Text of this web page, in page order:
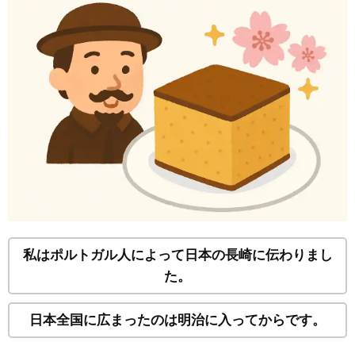
私はポルトガル人によって日本の長崎に伝わりまし
た。
日本全国に広まったのは明治に入ってからです。